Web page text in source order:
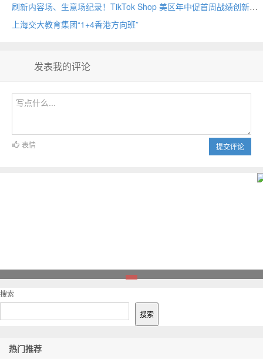
刷新内容场、生意场纪录！TikTok Shop 美区年中促首周战绩创新高
上海交大教育集团“1+4香港方向班”
发表我的评论
提交评论
表情
搜索
搜索
热门推荐